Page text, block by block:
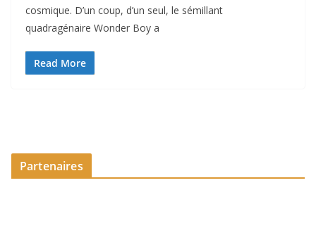
cosmique. D’un coup, d’un seul, le sémillant
quadragénaire Wonder Boy a
Read More
Partenaires